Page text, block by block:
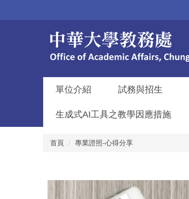
單位介紹 試務與招生
生成式AI工具之教學因應措施
首頁 專業證照-心得分享